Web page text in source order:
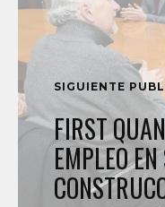
SIGUIENTE
FIRST
EMPLEO